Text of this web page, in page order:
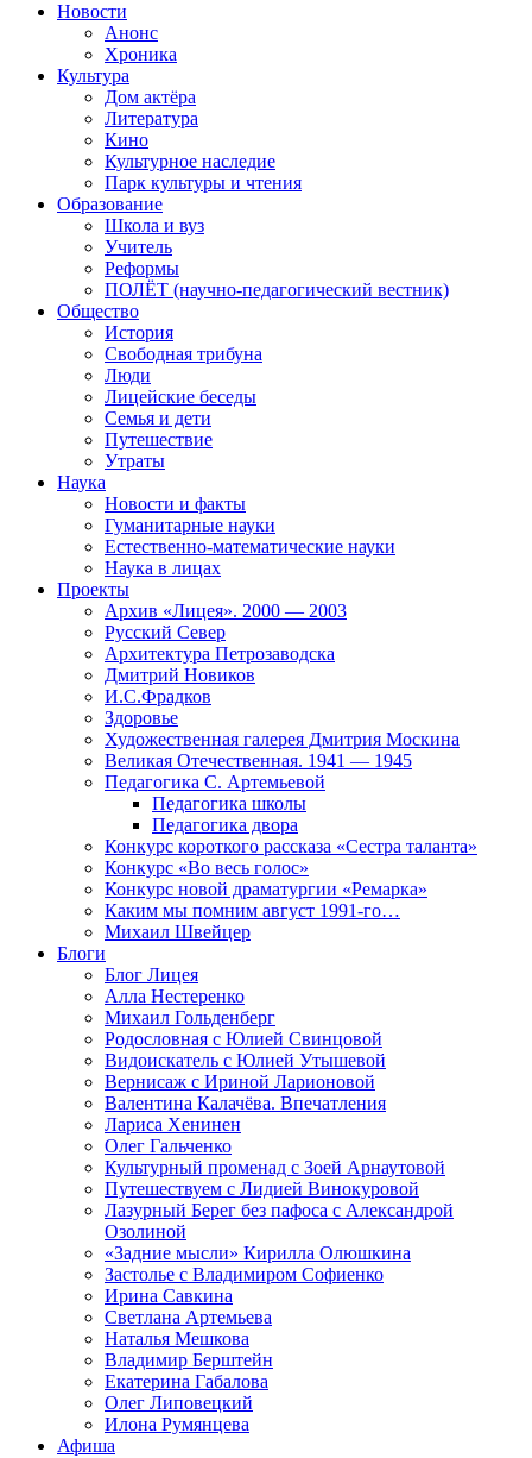
Новости
Анонс
Хроника
Культура
Дом актёра
Литература
Кино
Культурное наследие
Парк культуры и чтения
Образование
Школа и вуз
Учитель
Реформы
ПОЛЁТ (научно-педагогический вестник)
Общество
История
Свободная трибуна
Люди
Лицейские беседы
Семья и дети
Путешествие
Утраты
Наука
Новости и факты
Гуманитарные науки
Естественно-математические науки
Наука в лицах
Проекты
Архив «Лицея». 2000 — 2003
Русский Север
Архитектура Петрозаводска
Дмитрий Новиков
И.С.Фрадков
Здоровье
Художественная галерея Дмитрия Москина
Великая Отечественная. 1941 — 1945
Педагогика С. Артемьевой
Педагогика школы
Педагогика двора
Конкурс короткого рассказа «Сестра таланта»
Конкурс «Во весь голос»
Конкурс новой драматургии «Ремарка»
Каким мы помним август 1991-го…
Михаил Швейцер
Блоги
Блог Лицея
Алла Нестеренко
Михаил Гольденберг
Родословная с Юлией Свинцовой
Видоискатель с Юлией Утышевой
Вернисаж с Ириной Ларионовой
Валентина Калачёва. Впечатления
Лариса Хенинен
Олег Гальченко
Культурный променад с Зоей Арнаутовой
Путешествуем с Лидией Винокуровой
Лазурный Берег без пафоса с Александрой
Озолиной
«Задние мысли» Кирилла Олюшкина
Застолье с Владимиром Софиенко
Ирина Савкина
Светлана Артемьева
Наталья Мешкова
Владимир Берштейн
Екатерина Габалова
Олег Липовецкий
Илона Румянцева
Афиша